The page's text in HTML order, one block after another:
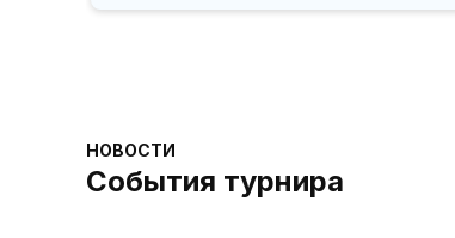
НОВОСТИ
События турнира